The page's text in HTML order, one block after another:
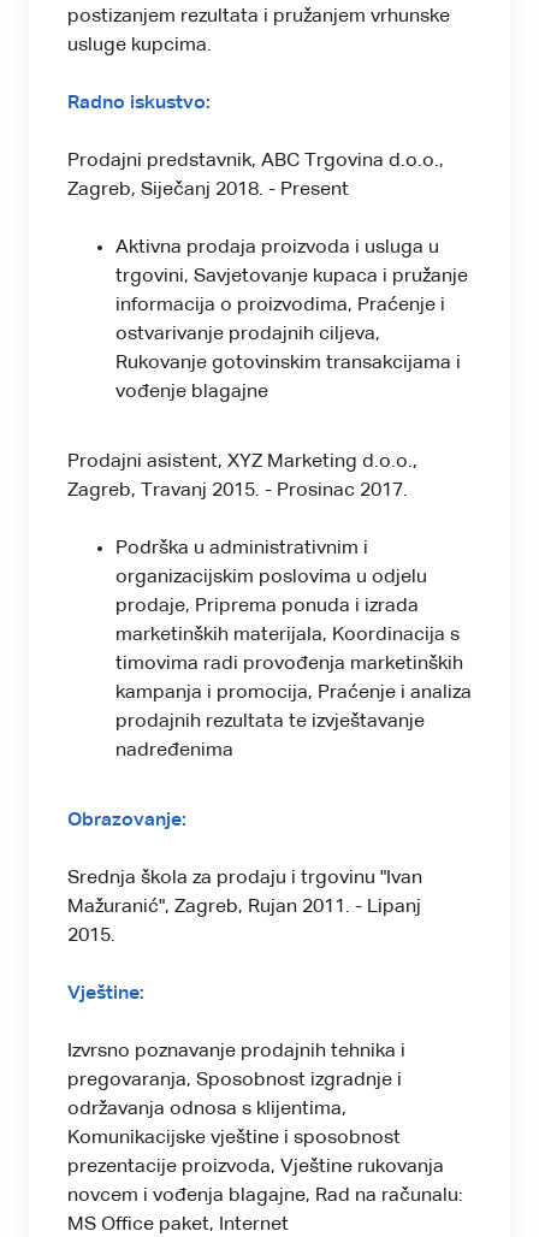
postizanjem rezultata i pružanjem vrhunske
usluge kupcima.
Radno iskustvo:
Prodajni predstavnik, ABC Trgovina d.o.o.,
Zagreb, Siječanj 2018. - Present
Aktivna prodaja proizvoda i usluga u
trgovini, Savjetovanje kupaca i pružanje
informacija o proizvodima, Praćenje i
ostvarivanje prodajnih ciljeva,
Rukovanje gotovinskim transakcijama i
vođenje blagajne
Prodajni asistent, XYZ Marketing d.o.o.,
Zagreb, Travanj 2015. - Prosinac 2017.
Podrška u administrativnim i
organizacijskim poslovima u odjelu
prodaje, Priprema ponuda i izrada
marketinških materijala, Koordinacija s
timovima radi provođenja marketinških
kampanja i promocija, Praćenje i analiza
prodajnih rezultata te izvještavanje
nadređenima
Obrazovanje:
Srednja škola za prodaju i trgovinu "Ivan
Mažuranić", Zagreb, Rujan 2011. - Lipanj
2015.
Vještine:
Izvrsno poznavanje prodajnih tehnika i
pregovaranja, Sposobnost izgradnje i
održavanja odnosa s klijentima,
Komunikacijske vještine i sposobnost
prezentacije proizvoda, Vještine rukovanja
novcem i vođenja blagajne, Rad na računalu:
MS Office paket, Internet